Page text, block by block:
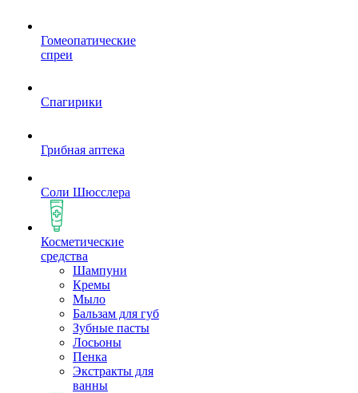
Гомеопатические
спреи
Спагирики
Грибная аптека
Соли Шюсслера
Косметические
средства
Шампуни
Кремы
Мыло
Бальзам для губ
Зубные пасты
Лосьоны
Пенка
Экстракты для
ванны